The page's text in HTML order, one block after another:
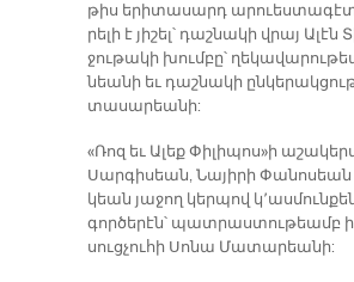
թիս ե­րի­տա­սարդ
րե­լի է յի­շել՝ դաշ­նա­կի վրայ
ջու­թա­կի խում­բը՝
նեա­նի եւ դաշ­նա­կի
տա­սա­րեա­նի:
«Ռոզ եւ Ա­լեք Փի­լի­պոս»ի
Սար­գի­սեան, Նա­յի­րի
կեան յա­ջող կեր­պով
գոր­ծե­րէն՝ պատ­րաս­տու­թեամբ
սուց­չու­հի Սո­նա Մա­տա­րեա­նի: